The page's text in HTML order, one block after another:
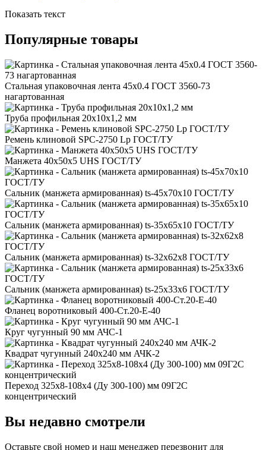
Показать текст
Популярные товары
Стальная упаковочная лента 45x0.4 ГОСТ 3560-73
нагартованная
Труба профильная 20x10x1,2 мм
Ремень клиновой SPC-2750 Lp ГОСТ/ТУ
Манжета 40x50x5 UHS ГОСТ/ТУ
Сальник (манжета армированная) ts-45x70x10 ГОСТ/ТУ
Сальник (манжета армированная) ts-35x65x10 ГОСТ/ТУ
Сальник (манжета армированная) ts-32x62x8 ГОСТ/ТУ
Сальник (манжета армированная) ts-25x33x6 ГОСТ/ТУ
Фланец воротниковый 400-Ст.20-Е-40
Круг чугунный 90 мм АЧС-1
Квадрат чугунный 240x240 мм АЧК-2
Переход 325x8-108x4 (Ду 300-100) мм 09Г2С
концентрический
Вы недавно смотрели
Оставьте свой номер и наш менеджер перезвонит для